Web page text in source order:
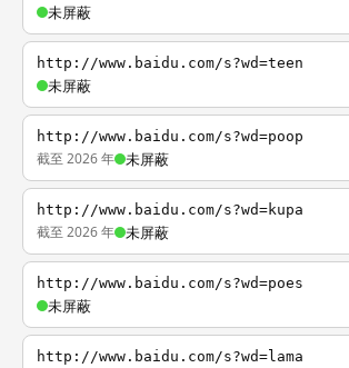
未屏蔽
http://www.baidu.com/s?wd=teen
未屏蔽
http://www.baidu.com/s?wd=poop
截至 2026 年 未屏蔽
http://www.baidu.com/s?wd=kupa
截至 2026 年 未屏蔽
http://www.baidu.com/s?wd=poes
未屏蔽
http://www.baidu.com/s?wd=lama